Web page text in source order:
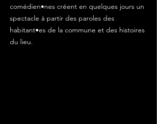
comédien•nes créent en quelques jours un
spectacle à partir des paroles des
habitant•es de la commune et des histoires
du lieu.